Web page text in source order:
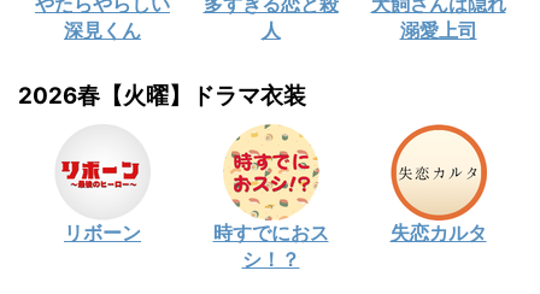
深見くん
人
溺愛上司
2026春【火曜】ドラマ衣装
リボーン
時すでにおス
シ！？
失恋カルタ